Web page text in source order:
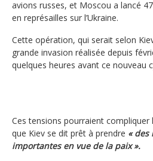
avions russes, et Moscou a lancé
en représailles sur l’Ukraine.
Cette opération, qui serait selon
grande invasion réalisée depuis
quelques heures avant ce nouveau
Ces tensions pourraient compliquer
que Kiev se dit prêt à prendre « des
importantes en vue de la paix ».